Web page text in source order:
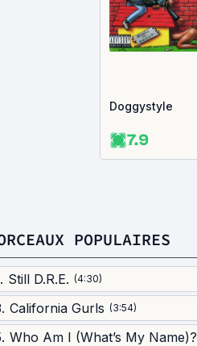
Doggystyle
7.9
POPULAIRES
. Still D.R.E. (4:30)
. California Gurls (3:54)
. Who Am I (What’s My Name)?